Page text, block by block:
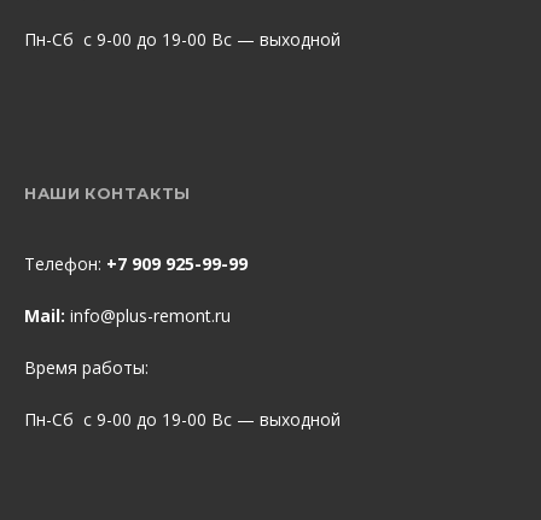
Пн-Сб с 9-00 до 19-00 Вс — выходной
НАШИ КОНТАКТЫ
Телефон: +7 909 925-99-99
Mail: info@plus-remont.ru
Время работы:
Пн-Сб с 9-00 до 19-00 Вс — выходной